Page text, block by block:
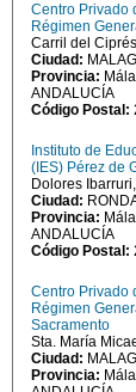
Centro Privado
Régimen
Carril del
Ciudad:
Provincia:
ANDALUCÍA
Código Postal:
Instituto de
(IES) Pérez de
Dolores
Ciudad:
Provincia:
ANDALUCÍA
Código Postal:
Centro Privado
Régimen
Sacramento
Sta. María
Ciudad:
Provincia: